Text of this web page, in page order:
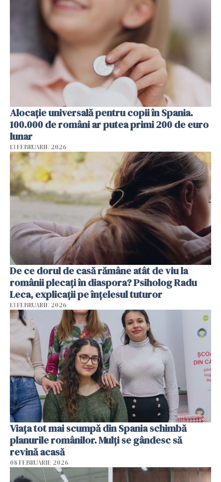
Alocație universală pentru copii în Spania.
100.000 de români ar putea primi 200 de euro
lunar
13 FEBRUARIE 2026
De ce dorul de casă rămâne atât de viu la
românii plecați în diaspora? Psiholog Radu
Leca, explicații pe înțelesul tuturor
13 FEBRUARIE 2026
Viața tot mai scumpă din Spania schimbă
planurile românilor. Mulți se gândesc să
revină acasă
08 FEBRUARIE 2026